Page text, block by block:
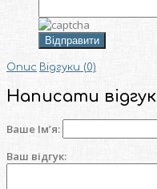
Відправити
Опис Відгуки (0)
Написати відгук
Ваше Ім’я:
Ваш відгук: